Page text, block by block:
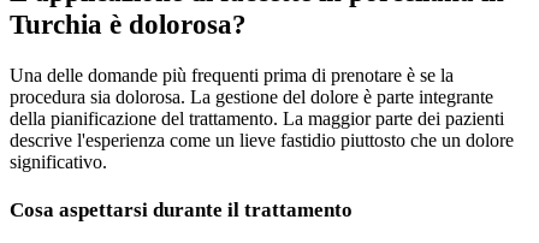
Turchia è dolorosa?
Una delle domande più frequenti prima di prenotare è se la
procedura sia dolorosa. La gestione del dolore è parte integrante
della pianificazione del trattamento. La maggior parte dei pazienti
descrive l'esperienza come un lieve fastidio piuttosto che un dolore
significativo.
Cosa aspettarsi durante il trattamento